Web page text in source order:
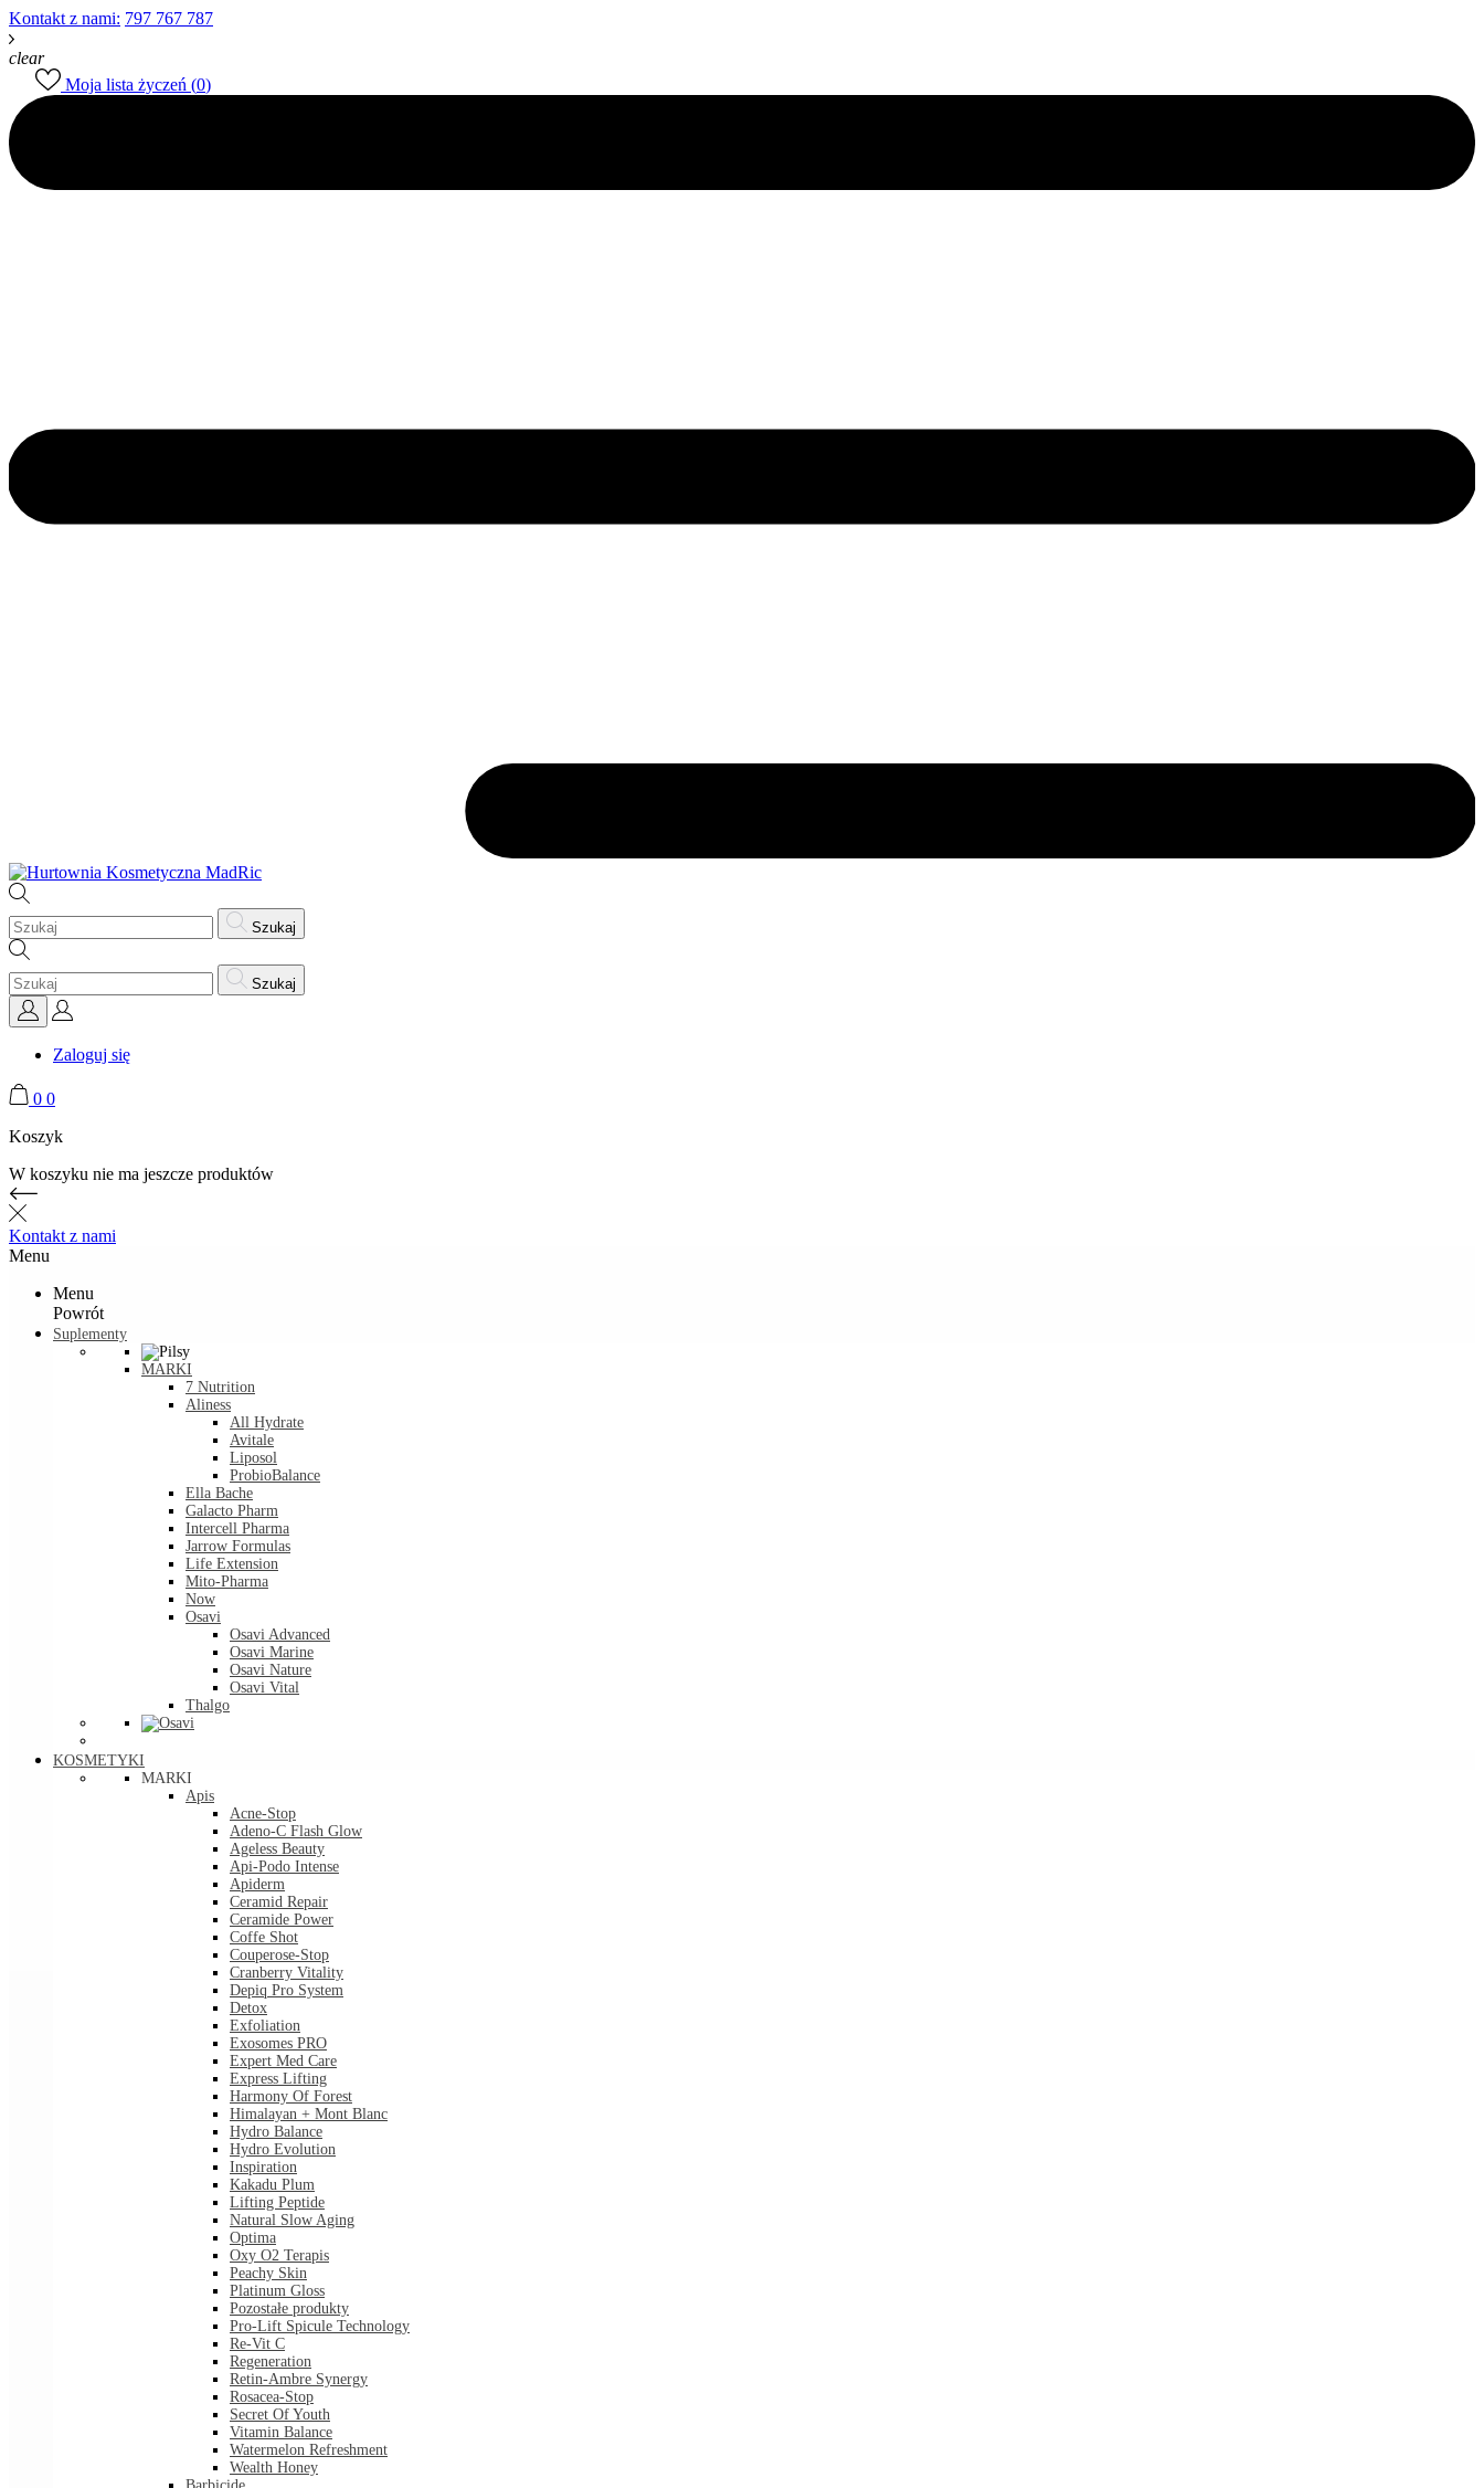
Kontakt z nami: 797 767 787
clear
Moja lista życzeń (0)
Szukaj
Szukaj
Zaloguj się
0 0
Koszyk
W koszyku nie ma jeszcze produktów
Kontakt z nami
Menu
Menu
Powrót
Suplementy
MARKI
7 Nutrition
Aliness
All Hydrate
Avitale
Liposol
ProbioBalance
Ella Bache
Galacto Pharm
Intercell Pharma
Jarrow Formulas
Life Extension
Mito-Pharma
Now
Osavi
Osavi Advanced
Osavi Marine
Osavi Nature
Osavi Vital
Thalgo
KOSMETYKI
MARKI
Apis
Acne-Stop
Adeno-C Flash Glow
Ageless Beauty
Api-Podo Intense
Apiderm
Ceramid Repair
Ceramide Power
Coffe Shot
Couperose-Stop
Cranberry Vitality
Depiq Pro System
Detox
Exfoliation
Exosomes PRO
Expert Med Care
Express Lifting
Harmony Of Forest
Himalayan + Mont Blanc
Hydro Balance
Hydro Evolution
Inspiration
Kakadu Plum
Lifting Peptide
Natural Slow Aging
Optima
Oxy O2 Terapis
Peachy Skin
Platinum Gloss
Pozostałe produkty
Pro-Lift Spicule Technology
Re-Vit C
Regeneration
Retin-Ambre Synergy
Rosacea-Stop
Secret Of Youth
Vitamin Balance
Watermelon Refreshment
Wealth Honey